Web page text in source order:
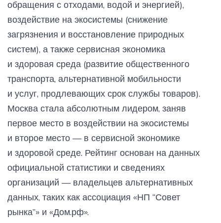
обращения с отходами, водой и энергией),
воздействие на экосистемы (снижение
загрязнения и восстановление природных
систем), а также сервисная экономика
и здоровая среда (развитие общественного
транспорта, альтернативной мобильности
и услуг, продлевающих срок службы товаров).
Москва стала абсолютным лидером, заняв
первое место в воздействии на экосистемы
и второе место — в сервисной экономике
и здоровой среде. Рейтинг основан на данных
официальной статистики и сведениях
организаций — владельцев альтернативных
данных, таких как ассоциация «НП “Совет
рынка”» и «Дом.рф».